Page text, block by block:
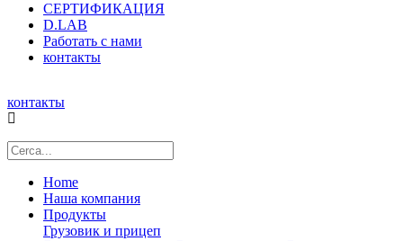
СЕРТИФИКАЦИЯ
D.LAB
Работать с нами
контакты
контакты
Home
Наша компания
Продукты
Грузовик и прицеп